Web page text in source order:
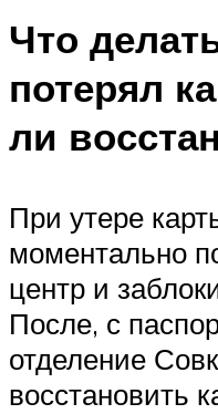
Что
потерял
ли
При утере
моментально
центр и
После, с
отделение
восстановить